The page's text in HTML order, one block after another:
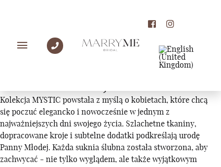
KOLEKCJE
Kolekcja MYSTIC powstała z myślą o kobietach, które chcą
się poczuć elegancko i nowocześnie w jednym z
najważniejszych dni swojego życia. Szlachetne tkaniny,
dopracowane kroje i subtelne dodatki podkreślają urodę
Panny Młodej. Każda suknia ślubna została stworzona, aby
zachwycać - nie tylko wyglądem, ale także wyjątkowym